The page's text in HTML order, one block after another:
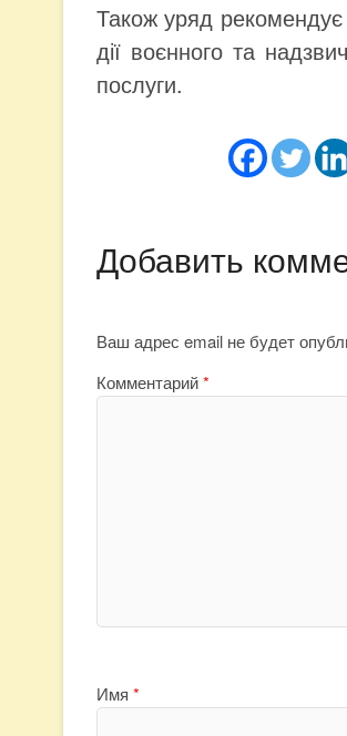
Також уряд
дії воєнного та
послуги.
Добавить
Ваш адрес email не будет
Комментарий*
Имя *